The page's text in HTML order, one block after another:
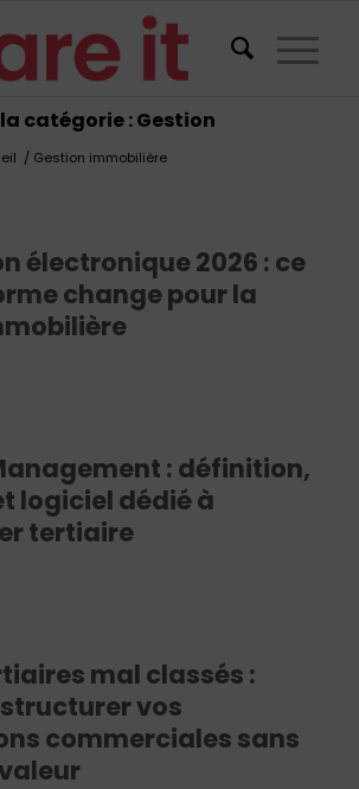
catégorie : Gestion
/ Gestion immobilière
électronique 2026 : ce
change pour la
: définition,
logiciel dédié à
tertiaire
mal classés :
vos
commerciales sans